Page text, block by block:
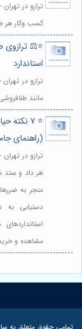
ترازو در
کسب وکار هر
⭐️⚖️
استاندارد
ترازو در
مانند
⭐️ ۷
(راهنمای
ترازو در
هر داد و ستد
منجر به
دستیابی به
مشاهده و